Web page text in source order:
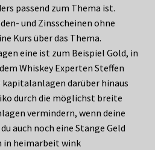
passend zum Thema ist.
und Zinsscheinen ohne
Kurs über das Thema.
eine ist zum Beispiel Gold, in
Whiskey Experten Steffen
kapitalanlagen darüber hinaus
durch die möglichst breite
vermindern, wenn deine
auch noch eine Stange Geld
in heimarbeit wink